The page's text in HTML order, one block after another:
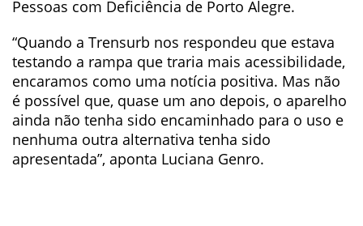
Pessoas com Deficiência de Porto Alegre.
“Quando a Trensurb nos respondeu que estava
testando a rampa que traria mais acessibilidade,
encaramos como uma notícia positiva. Mas não
é possível que, quase um ano depois, o aparelho
ainda não tenha sido encaminhado para o uso e
nenhuma outra alternativa tenha sido
apresentada”, aponta Luciana Genro.